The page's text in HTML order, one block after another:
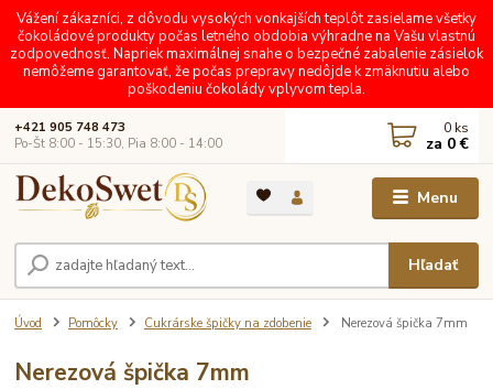
Vážení zákazníci, z dôvodu vysokých vonkajších teplôt zasielame všetky
čokoládové produkty počas letného obdobia výhradne na Vašu vlastnú
zodpovednosť. Napriek maximálnej snahe o bezpečné zabalenie zásielok
nemôžeme garantovať, že počas prepravy nedôjde k zmäknutiu alebo
poškodeniu čokolády vplyvom tepla.
Menu
Hľadať
+421 905 748 473
Po-Št 8:00 - 15:30, Pia 8:00 - 14:00
0 ks
za 0 €
Úvod Pomôcky Cukrárske špičky na zdobenie Nerezová špička 7mm
Nerezová špička 7mm